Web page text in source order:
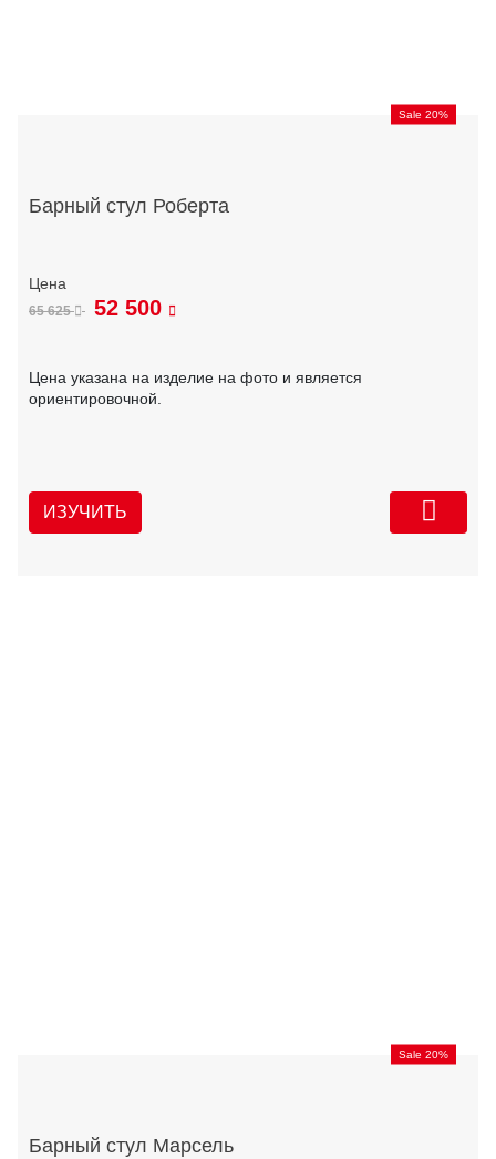
Sale 20%
Барный стул Роберта
65 625 52 500
Цена указана на изделие на фото и является
ориентировочной.
ИЗУЧИТЬ
Sale 20%
Барный стул Марсель